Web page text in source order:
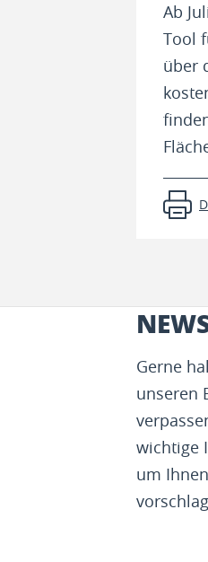
Ab
Tool
über
Gerne
unseren
wichtige
um